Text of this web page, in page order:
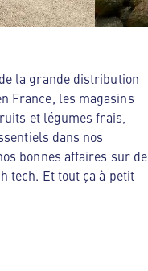
la grande distribution
France, les magasins
et légumes frais,
dans nos
bonnes affaires sur de
tech. Et tout ça à petit